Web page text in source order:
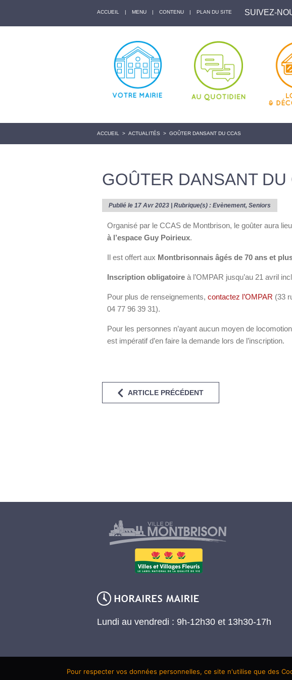
ACCUEIL | MENU | CONTENU | PLAN DU SITE SUIVEZ-
ACCUEIL > ACTUALITÉS > GOÛTER DANSANT DU CCAS
GOÛTER DANSANT DU
Publié le 17 Avr 2023 | Rubrique(s) : Evènement, Seniors
Organisé par le CCAS de Montbrison, le goûter aura
à l’espace Guy Poirieux.
Il est offert aux Montbrisonnais âgés de 70 ans et
Inscription obligatoire à l’OMPAR jusqu’au 21 avril
Pour plus de renseignements, contactez l’OMPAR (33
04 77 96 39 31).
Pour les personnes n’ayant aucun moyen de
est impératif d’en faire la demande lors de l’inscription.
ARTICLE PRÉCÉDENT
Lundi au vendredi : 9h-12h30 et 13h30-17h
Pour respecter vos données personnelles, ce site n'utilise que des